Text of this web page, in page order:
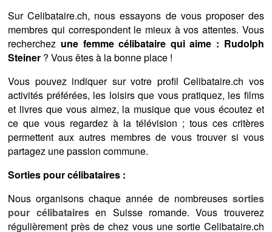
Sur Celibataire.ch, nous essayons de vous proposer des
membres qui correspondent le mieux à vos attentes. Vous
recherchez une femme célibataire qui aime : Rudolph
Steiner ? Vous êtes à la bonne place !
Vous pouvez indiquer sur votre profil Celibataire.ch vos
activités préférées, les loisirs que vous pratiquez, les films
et livres que vous aimez, la musique que vous écoutez et
ce que vous regardez à la télévision ; tous ces critères
permettent aux autres membres de vous trouver si vous
partagez une passion commune.
Sorties pour célibataires :
Nous organisons chaque année de nombreuses sorties
pour célibatairesen Suisse romande. Vous trouverez
régulièrement près de chez vous une sortie Celibataire.ch